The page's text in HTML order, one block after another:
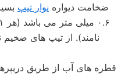
ضخامت دیواره نوار تیپ
نامند). از تیپ های ضخیم
قطره های آب از طریق